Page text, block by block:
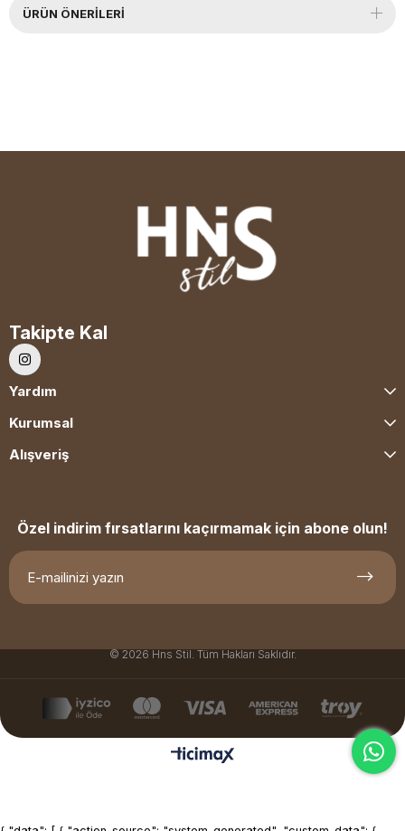
ÜRÜN ÖNERILERI
Takipte Kal
Yardım
Kurumsal
Alışveriş
Özel indirim fırsatlarını kaçırmamak için abone olun!
© 2026 Hns Stil. Tüm Hakları Saklıdır.